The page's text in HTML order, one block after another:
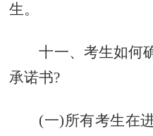
生。
十一、考生如何
承诺书?
(一)所有考生在